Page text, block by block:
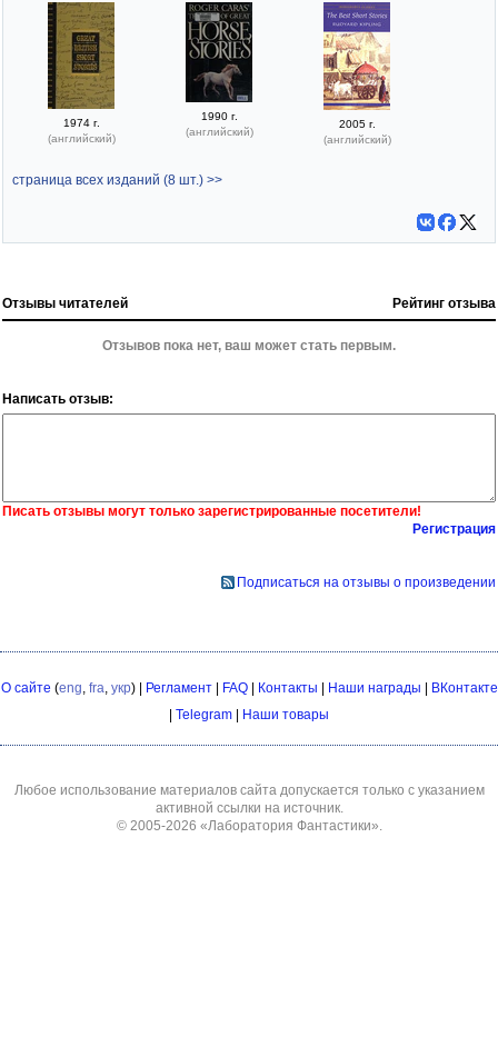
1974 г.
(английский)
1990 г.
(английский)
2005 г.
(английский)
страница всех изданий (8 шт.) >>
Отзывы читателей Рейтинг отзыва
Отзывов пока нет, ваш может стать первым.
Написать отзыв:
Писать отзывы могут только зарегистрированные посетители!
Регистрация
Подписаться на отзывы о произведении
О сайте (eng fra укр) | Регламент| FAQ| Контакты | Наши награды | ВКонтакте
| Telegram | Наши товары
Любое использование материалов сайта допускается только с указанием
активной ссылки на источник.
© 2005-2026 «Лаборатория Фантастики»